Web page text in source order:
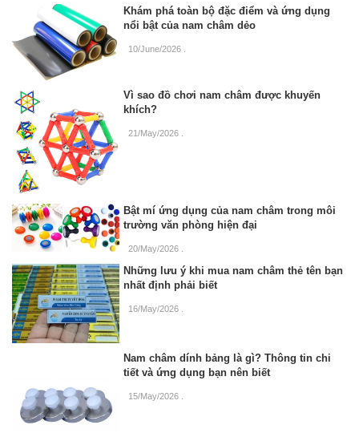
Khám phá toàn bộ đặc điểm và ứng dụng
nổi bật của nam châm dẻo
10/June/2026 .
Vì sao đồ chơi nam châm được khuyến
khích?
21/May/2026
Bật mí ứng dụng của nam châm trong môi
trường văn phòng hiện đại
20/May/2026
Những lưu ý khi mua nam châm thẻ tên bạn
nhất định phải biết
16/May/2026
Nam châm dính bảng là gì? Thông tin chi
tiết và ứng dụng bạn nên biết
15/May/2026